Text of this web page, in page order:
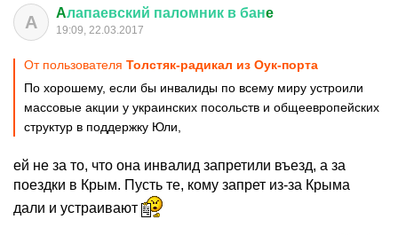
A Aлапаевский паломник в банe
19:09, 22.03.2017
От пользователя Толстяк-радикал из Оук-порта
По хорошему, если бы инвалиды по всему миру устроили
массовые акции у украинских посольств и общеевропейских
структур в поддержку Юли,
ей не за то, что она инвалид запретили въезд, а за
поездки в Крым. Пусть те, кому запрет из-за Крыма
дали и устраивают